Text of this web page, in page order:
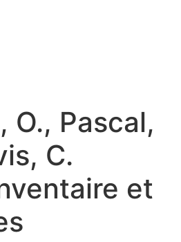
O., Pascal,
C.
et